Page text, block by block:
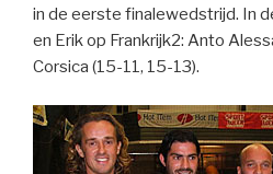
in de eerste finalewedstrijd. In
en Erik op Frankrijk2: Anto
Corsica (15-11, 15-13).